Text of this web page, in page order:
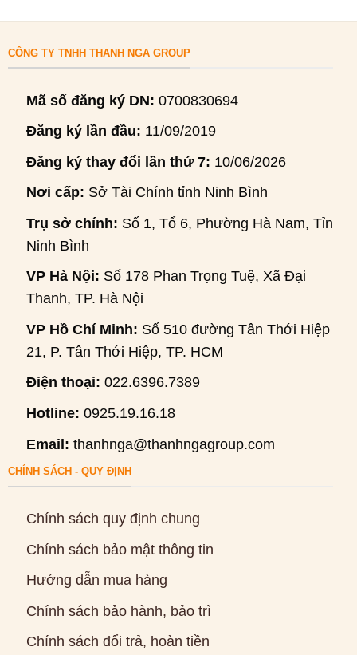
CÔNG TY TNHH THANH NGA GROUP
Mã số đăng ký DN: 0700830694
Đăng ký lần đầu: 11/09/2019
Đăng ký thay đổi lần thứ 7: 10/06/2026
Nơi cấp: Sở Tài Chính tỉnh Ninh Bình
Trụ sở chính: Số 1, Tổ 6, Phường Hà Nam, Tỉnh
Ninh Bình
VP Hà Nội: Số 178 Phan Trọng Tuệ, Xã Đại
Thanh, TP. Hà Nội
VP Hồ Chí Minh: Số 510 đường Tân Thới Hiệp
21, P. Tân Thới Hiệp, TP. HCM
Điện thoại: 022.6396.7389
Hotline: 0925.19.16.18
Email: thanhnga@thanhngagroup.com
CHÍNH SÁCH - QUY ĐỊNH
Chính sách quy định chung
Chính sách bảo mật thông tin
Hướng dẫn mua hàng
Chính sách bảo hành, bảo trì
Chính sách đổi trả, hoàn tiền